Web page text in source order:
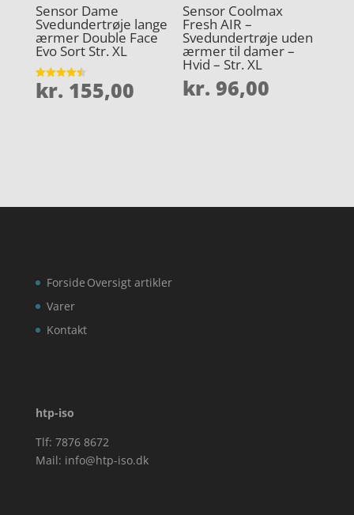
Sensor Dame
Svedundertrøje lange
ærmer Double Face
Evo Sort Str. XL
Vurderet
4.5
kr. 155,00
Sensor Coolmax
Fresh AIR –
Svedundertrøje uden
ærmer til damer –
Hvid – Str. XL
kr. 96,00
Forside
Varer
Kontakt
Oversigt artikler
htp-iso
Tlf: 7876 8672
Mail: info@htp-iso.dk